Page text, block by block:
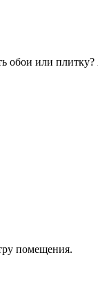
обои или
помещения.